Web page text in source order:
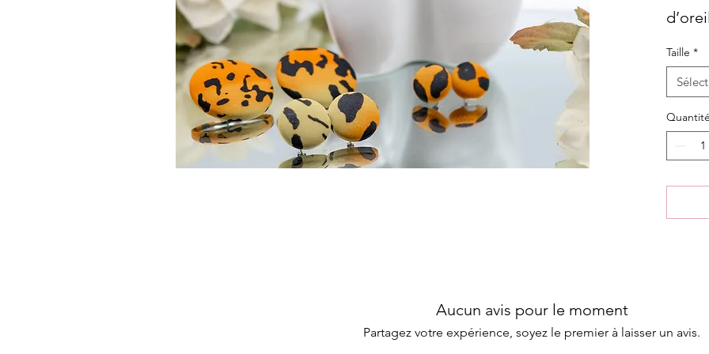
Taille *
Aucun avis pour le moment
Partagez votre expérience, soyez le premier à laisser un avis.